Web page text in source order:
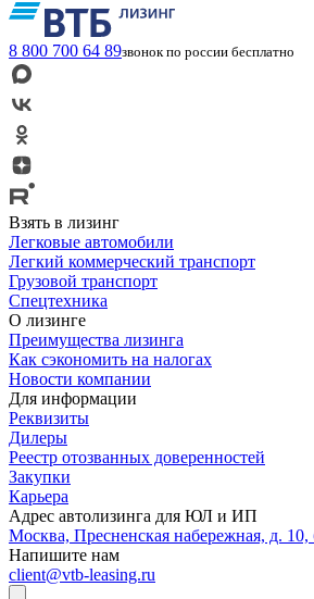
8 800 700 64 89звонок по россии бесплатно
Взять в лизинг
Легковые автомобили
Легкий коммерческий транспорт
Грузовой транспорт
Спецтехника
О лизинге
Преимущества лизинга
Как сэкономить на налогах
Новости компании
Для информации
Реквизиты
Дилеры
Реестр отозванных доверенностей
Закупки
Карьера
Адрес автолизинга для ЮЛ и ИП
Москва, Пресненская набережная, д. 10,
Напишите нам
client@vtb-leasing.ru